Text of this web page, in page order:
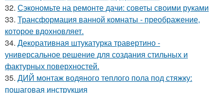
32. Сэкономьте на ремонте дачи: советы своими руками
33. Трансформация ванной комнаты - преображение,
которое вдохновляет.
34. Декоративная штукатурка травертино -
универсальное решение для создания стильных и
фактурных поверхностей.
35. ДИЙ монтаж водяного теплого пола под стяжку:
пошаговая инструкция